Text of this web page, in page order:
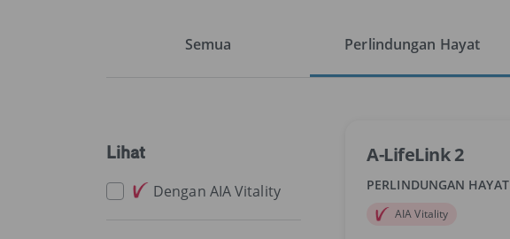
Semua Perlindungan Hayat
Lihat
Dengan AIA Vitality
A-LifeLink 2
PERLINDUNGAN HAYAT
AIA Vitality